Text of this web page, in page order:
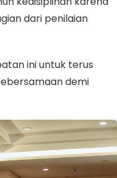
dari penilaian
ini untuk terus
demi